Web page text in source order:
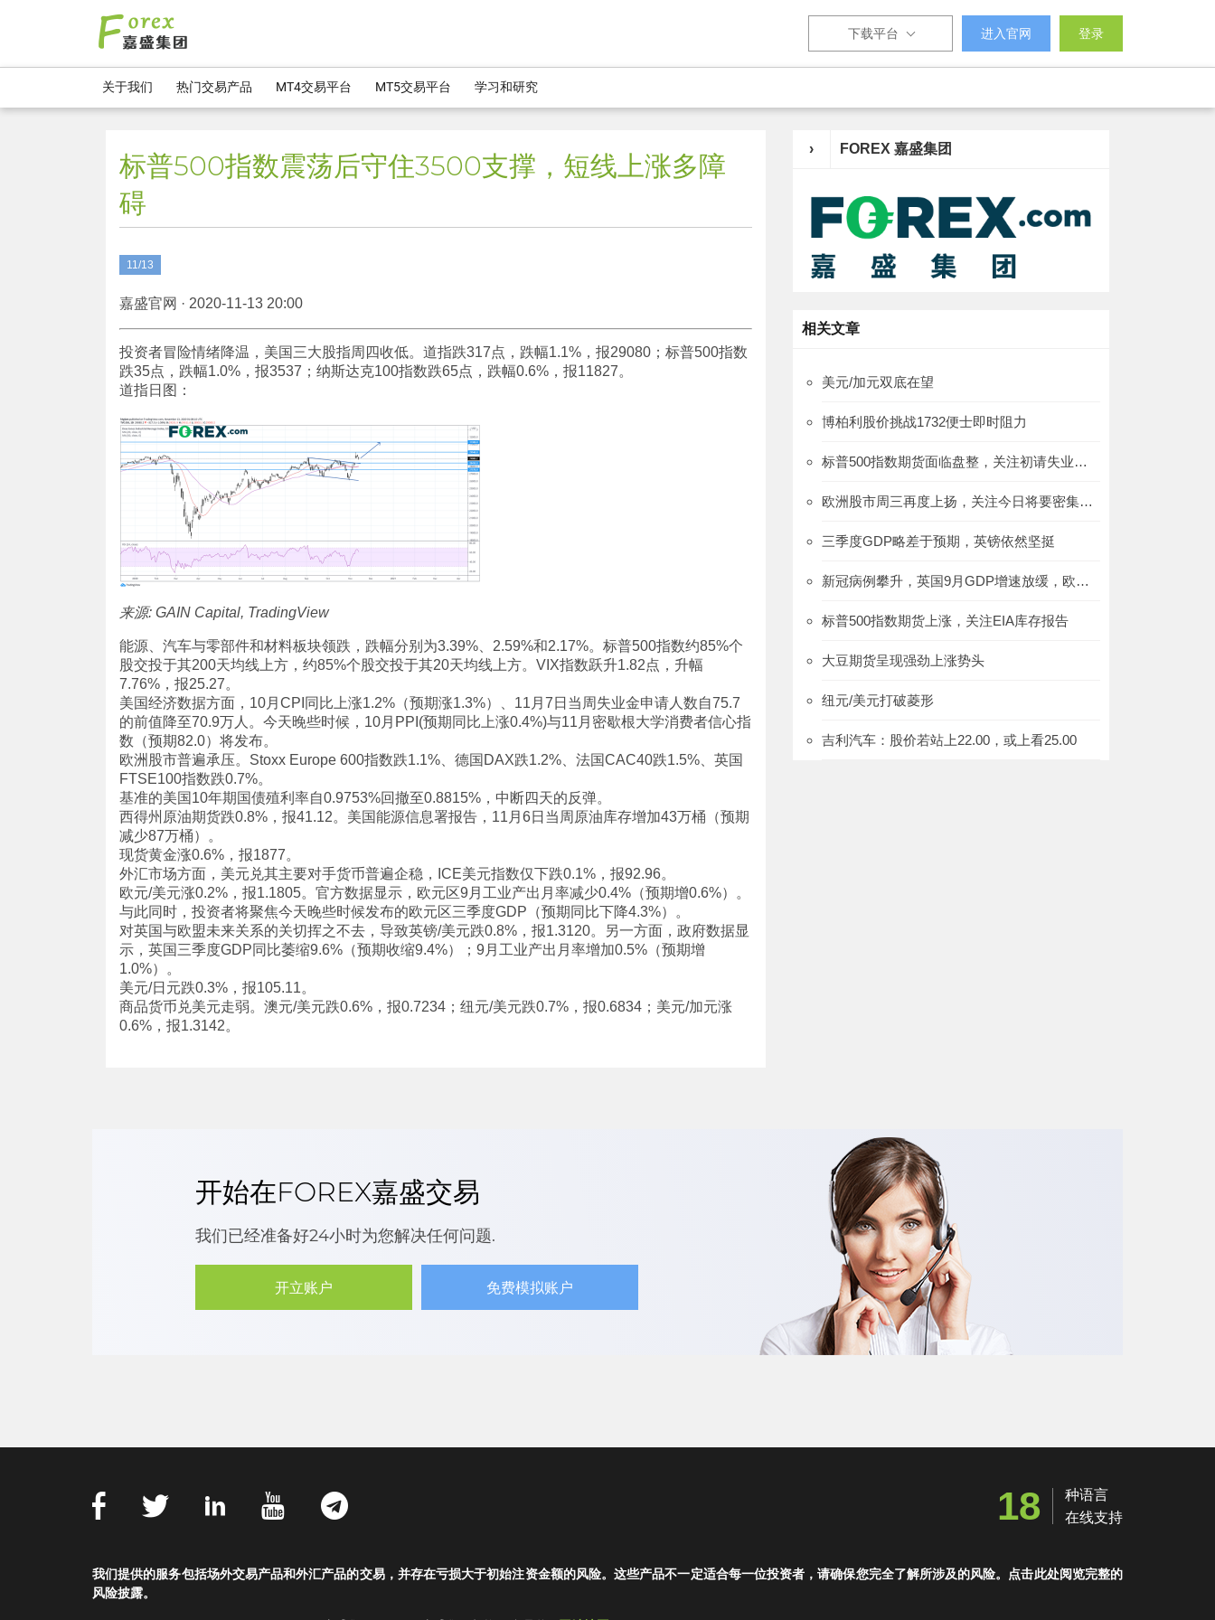
下载平台 进入官网 登录
关于我们 热门交易产品 MT4交易平台 MT5交易平台 学习和研究
标普500指数震荡后守住3500支撑，短线上涨多障
碍
11/13
嘉盛官网 · 2020-11-13 20:00
投资者冒险情绪降温，美国三大股指周四收低。道指跌317点，跌幅1.1%，报29080；标普500指数
跌35点，跌幅1.0%，报3537；纳斯达克100指数跌65点，跌幅0.6%，报11827。
道指日图：
来源: GAIN Capital, TradingView
能源、汽车与零部件和材料板块领跌，跌幅分别为3.39%、2.59%和2.17%。标普500指数约85%个
股交投于其200天均线上方，约85%个股交投于其20天均线上方。VIX指数跃升1.82点，升幅
7.76%，报25.27。
美国经济数据方面，10月CPI同比上涨1.2%（预期涨1.3%）、11月7日当周失业金申请人数自75.7
的前值降至70.9万人。今天晚些时候，10月PPI(预期同比上涨0.4%)与11月密歇根大学消费者信心指
数（预期82.0）将发布。
欧洲股市普遍承压。Stoxx Europe 600指数跌1.1%、德国DAX跌1.2%、法国CAC40跌1.5%、英国
FTSE100指数跌0.7%。
基准的美国10年期国债殖利率自0.9753%回撤至0.8815%，中断四天的反弹。
西得州原油期货跌0.8%，报41.12。美国能源信息署报告，11月6日当周原油库存增加43万桶（预期
减少87万桶）。
现货黄金涨0.6%，报1877。
外汇市场方面，美元兑其主要对手货币普遍企稳，ICE美元指数仅下跌0.1%，报92.96。
欧元/美元涨0.2%，报1.1805。官方数据显示，欧元区9月工业产出月率减少0.4%（预期增0.6%）。
与此同时，投资者将聚焦今天晚些时候发布的欧元区三季度GDP（预期同比下降4.3%）。
对英国与欧盟未来关系的关切挥之不去，导致英镑/美元跌0.8%，报1.3120。另一方面，政府数据显
示，英国三季度GDP同比萎缩9.6%（预期收缩9.4%）；9月工业产出月率增加0.5%（预期增
1.0%）。
美元/日元跌0.3%，报105.11。
商品货币兑美元走弱。澳元/美元跌0.6%，报0.7234；纽元/美元跌0.7%，报0.6834；美元/加元涨
0.6%，报1.3142。
› FOREX 嘉盛集团
相关文章
美元/加元双底在望
博柏利股价挑战1732便士即时阻力
标普500指数期货面临盘整，关注初请失业金人数报告
欧洲股市周三再度上扬，关注今日将要密集出炉的数据
三季度GDP略差于预期，英镑依然坚挺
新冠病例攀升，英国9月GDP增速放缓，欧洲市场承压
标普500指数期货上涨，关注EIA库存报告
大豆期货呈现强劲上涨势头
纽元/美元打破菱形
吉利汽车：股价若站上22.00，或上看25.00
开始在FOREX嘉盛交易
我们已经准备好24小时为您解决任何问题.
开立账户 免费模拟账户
18
种语言
在线支持
我们提供的服务包括场外交易产品和外汇产品的交易，并存在亏损大于初始注资金额的风险。这些产品不一定适合每一位投资者，请确保您完全了解所涉及的风险。点击此处阅览完整的
风险披露。